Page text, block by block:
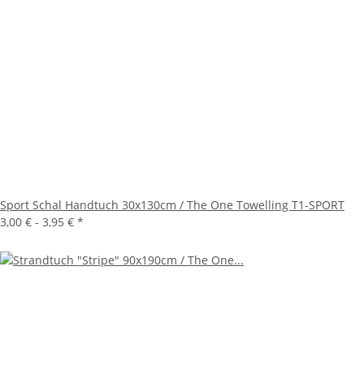
Sport Schal Handtuch 30x130cm / The One Towelling T1-SPORT
3,00 € - 3,95 € *